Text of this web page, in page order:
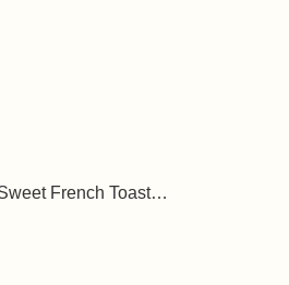
French Toast…